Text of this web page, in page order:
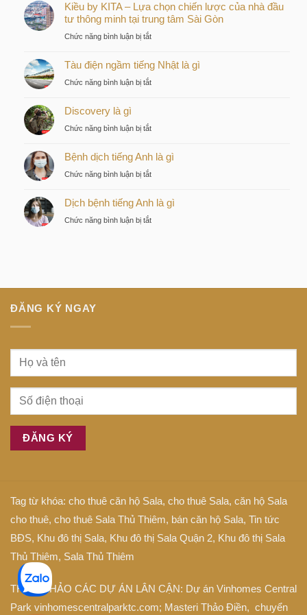
Kiều by KITA – Lựa chọn chiến lược của nhà đầu
tư thông minh tại trung tâm Sài Gòn
Chức năng bình luận bị tắtở
by
chiến
của
nhà
tư
Tàu điện ngầm tiếng Nhật là gì
Chức năng bình luận bị tắtở
gì
Discovery là gì
Chức năng bình luận bị tắtở
là
Bệnh dịch tiếng Anh là gì
Chức năng bình luận bị tắtở
dịch
Dịch bệnh tiếng Anh là gì
Chức năng bình luận bị tắtở
là
ĐĂNG KÝ NGAY
Tag từ khóa: cho thuê căn hộ Sala, cho thuê Sala, căn hộ Sala
cho thuê, cho thuê Sala Thủ Thiêm, bán căn hộ Sala, Tin tức
BĐS, Khu đô thị Sala, Khu đô thị Sala Quận 2, Khu đô thị Sala
Thủ Thiêm, Sala Thủ Thiêm
THAM KHẢO CÁC DỰ ÁN LÂN CẬN: Dự án Vinhomes Central
Park vinhomescentralparktc.com; Masteri Thảo Điền, chuyển